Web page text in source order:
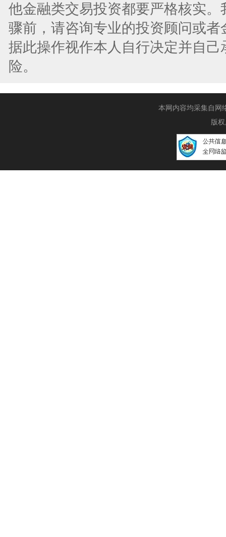
他金融类交易投资都要严格核实
骤前，请咨询专业的投资顾问或
据此操作视作本人自行决定并自
险。
本网内容均采集自网
版